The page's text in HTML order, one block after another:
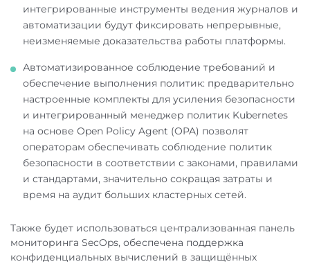
интегрированные инструменты ведения журналов и
автоматизации будут фиксировать непрерывные,
неизменяемые доказательства работы платформы.
Автоматизированное соблюдение требований и
обеспечение выполнения политик: предварительно
настроенные комплекты для усиления безопасности
и интегрированный менеджер политик Kubernetes
на основе Open Policy Agent (OPA) позволят
операторам обеспечивать соблюдение политик
безопасности в соответствии с законами, правилами
и стандартами, значительно сокращая затраты и
время на аудит больших кластерных сетей.
Также будет использоваться централизованная панель
мониторинга SecOps, обеспечена поддержка
конфиденциальных вычислений в защищённых